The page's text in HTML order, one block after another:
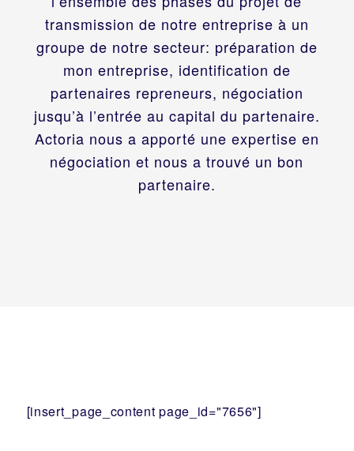
transmission de notre entreprise à un
groupe de notre secteur: préparation de
mon entreprise, identification de
partenaires repreneurs, négociation
jusqu’à l’entrée au capital du partenaire.
Actoria nous a apporté une expertise en
négociation et nous a trouvé un bon
partenaire.
[insert_page_content page_id="7656"]